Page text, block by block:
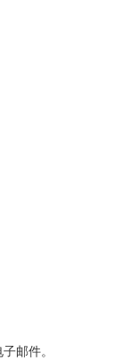
邮件。